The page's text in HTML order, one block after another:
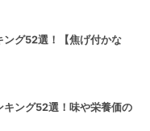
ング52選！【焦げ付かな
キング52選！味や栄養価の